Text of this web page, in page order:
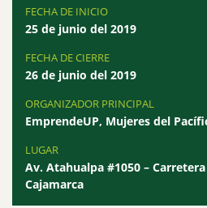
FECHA DE INICIO
25 de junio del 2019
FECHA DE CIERRE
26 de junio del 2019
ORGANIZADOR PRINCIPAL
EmprendeUP, Mujeres del
LUGAR
Av. Atahualpa #1050 –
Cajamarca